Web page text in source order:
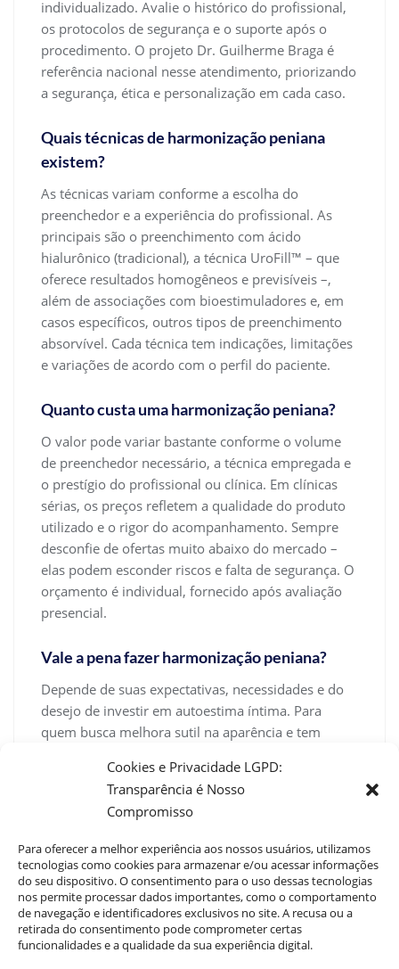
Cookies e Privacidade LGPD:
Transparência é Nosso
Compromisso
Para oferecer a melhor experiência aos nossos usuários, utilizamos
tecnologias como cookies para armazenar e/ou acessar informações
do seu dispositivo. O consentimento para o uso dessas tecnologias
nos permite processar dados importantes, como o comportamento
de navegação e identificadores exclusivos no site. A recusa ou a
retirada do consentimento pode comprometer certas
funcionalidades e a qualidade da sua experiência digital.
individualizado. Avalie o histórico do profissional,
os protocolos de segurança e o suporte após o
procedimento. O projeto Dr. Guilherme Braga é
referência nacional nesse atendimento, priorizando
a segurança, ética e personalização em cada caso.
Quais técnicas de harmonização peniana
existem?
As técnicas variam conforme a escolha do
preenchedor e a experiência do profissional. As
principais são o preenchimento com ácido
hialurônico (tradicional), a técnica UroFill™ – que
oferece resultados homogêneos e previsíveis –,
além de associações com bioestimuladores e, em
casos específicos, outros tipos de preenchimento
absorvível. Cada técnica tem indicações, limitações
e variações de acordo com o perfil do paciente.
Quanto custa uma harmonização peniana?
O valor pode variar bastante conforme o volume
de preenchedor necessário, a técnica empregada e
o prestígio do profissional ou clínica. Em clínicas
sérias, os preços refletem a qualidade do produto
utilizado e o rigor do acompanhamento. Sempre
desconfie de ofertas muito abaixo do mercado –
elas podem esconder riscos e falta de segurança. O
orçamento é individual, fornecido após avaliação
presencial.
Vale a pena fazer harmonização peniana?
Depende de suas expectativas, necessidades e do
desejo de investir em autoestima íntima. Para
quem busca melhora sutil na aparência e tem
harmonização peniana pode trazer satisfação e
autoconfiança sem afastamento prolongado das
atividades. Mas é fundamental avaliar riscos e
como no projeto Dr. Guilherme Braga, onde ética,
informação e segurança caminham lado a lado.
Dr. Guilherme Braga